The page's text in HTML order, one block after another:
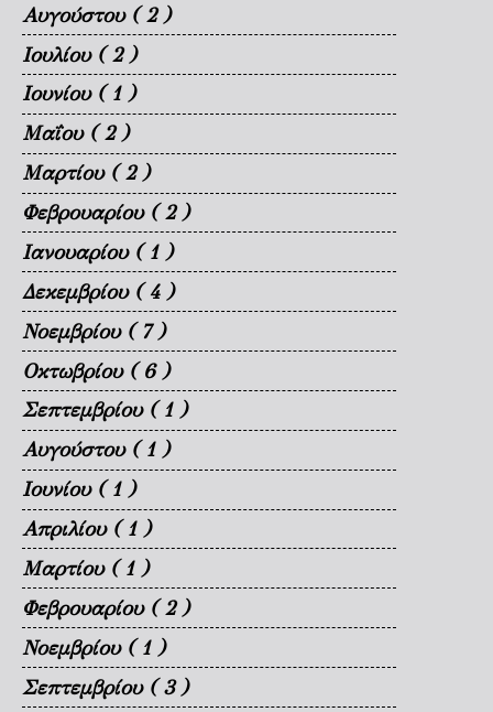
Αυγούστου ( 2 )
Ιουλίου ( 2 )
Ιουνίου ( 1 )
Μαΐου ( 2 )
Μαρτίου ( 2 )
Φεβρουαρίου ( 2 )
Ιανουαρίου ( 1 )
Δεκεμβρίου ( 4 )
Νοεμβρίου ( 7 )
Οκτωβρίου ( 6 )
Σεπτεμβρίου ( 1 )
Αυγούστου ( 1 )
Ιουνίου ( 1 )
Απριλίου ( 1 )
Μαρτίου ( 1 )
Φεβρουαρίου ( 2 )
Νοεμβρίου ( 1 )
Σεπτεμβρίου ( 3 )